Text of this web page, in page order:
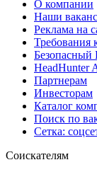
О компании
Наши
Реклама на
Требования
Безопасный
HeadHunter
Партнерам
Инвесторам
Каталог
Поиск по
Сетка:
Соискателям